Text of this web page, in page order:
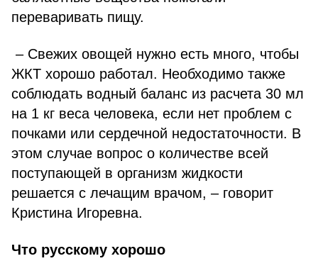
переваривать пищу.
– Свежих овощей нужно есть много, чтобы
ЖКТ хорошо работал. Необходимо также
соблюдать водный баланс из расчета 30 мл
на 1 кг веса человека, если нет проблем с
почками или сердечной недостаточности. В
этом случае вопрос о количестве всей
поступающей в организм жидкости
решается с лечащим врачом, – говорит
Кристина Игоревна.
Что русскому хорошо